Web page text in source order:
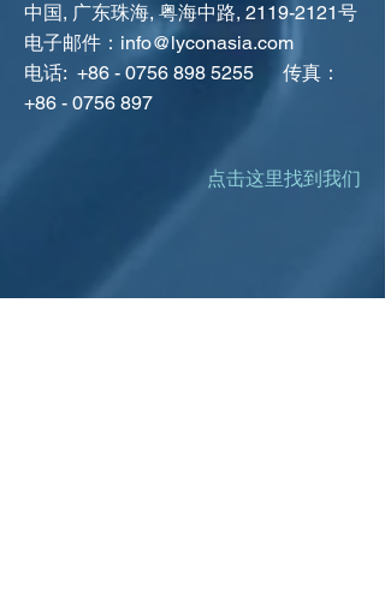
中国, 广东珠海, 粤海中路, 2119-2121号
电子邮件： info@lyconasia.com
电话: +86 - 0756 898 5255 传真：
+86 - 0756 897
点击这里找到我们